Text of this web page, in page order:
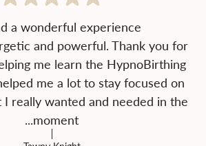
and powerful. Thank you for
me learn the HypnoBirthing
me a lot to stay focused on
I really wanted and needed in the
moment...